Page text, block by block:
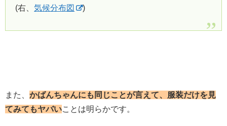
(右、気候分布図 )
また、 かばんちゃんにも同じことが言えて、 服装だけを見
てみてもヤバいことは明らかです。